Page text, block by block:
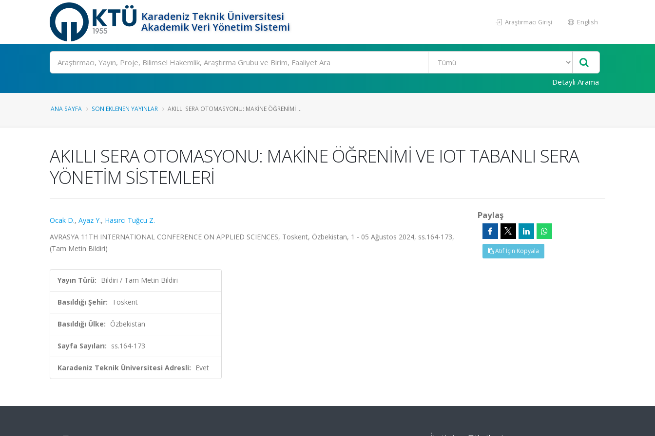
Karadeniz Teknik Üniversitesi
Akademik Veri Yönetim Sistemi
Araştırmacı Girişi English
Ara
Detaylı Arama
ANA SAYFA SON EKLENEN YAYINLAR AKILLI SERA OTOMASYONU: MAKİNE ÖĞRENİMİ ...
AKILLI SERA OTOMASYONU: MAKİNE ÖĞRENİMİ VE IOT TABANLI SERA
YÖNETİM SİSTEMLERİ
Ocak D., Ayaz Y., Hasırcı Tuğcu Z.
AVRASYA 11TH INTERNATIONAL CONFERENCE ON APPLIED SCIENCES, Toskent, Özbekistan, 1 - 05 Ağustos 2024, ss.164-173,
(Tam Metin Bildiri)
Yayın Türü: Bildiri / Tam Metin Bildiri
Basıldığı Şehir: Toskent
Basıldığı Ülke: Özbekistan
Sayfa Sayıları: ss.164-173
Karadeniz Teknik Üniversitesi Adresli: Evet
Paylaş
Atıf İçin Kopyala